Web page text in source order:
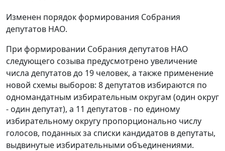
Изменен порядок формирования Собрания
депутатов НАО.
При формировании Собрания депутатов НАО
следующего созыва предусмотрено увеличение
числа депутатов до 19 человек, а также применение
новой схемы выборов: 8 депутатов избираются по
одномандатным избирательным округам (один округ
- один депутат), а 11 депутатов - по единому
избирательному округу пропорционально числу
голосов, поданных за списки кандидатов в депутаты,
выдвинутые избирательными объединениями.